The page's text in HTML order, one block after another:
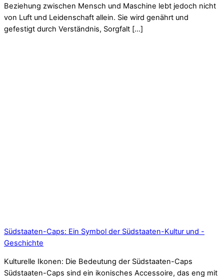
Beziehung zwischen Mensch und Maschine lebt jedoch nicht
von Luft und Leidenschaft allein. Sie wird genährt und
gefestigt durch Verständnis, Sorgfalt […]
Südstaaten-Caps: Ein Symbol der Südstaaten-Kultur und -
Geschichte
Kulturelle Ikonen: Die Bedeutung der Südstaaten-Caps
Südstaaten-Caps sind ein ikonisches Accessoire, das eng mit